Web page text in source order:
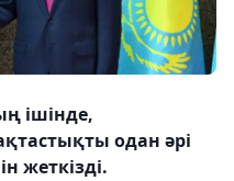
ішінде,
одан әрі
жеткізді.